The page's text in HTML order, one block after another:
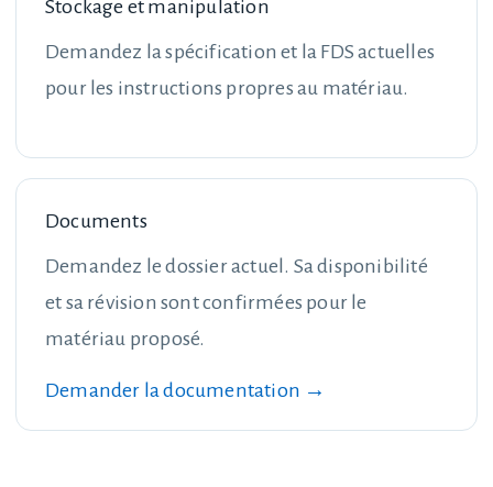
Stockage et manipulation
Demandez la spécification et la FDS actuelles
pour les instructions propres au matériau.
Documents
Demandez le dossier actuel. Sa disponibilité
et sa révision sont confirmées pour le
matériau proposé.
Demander la documentation →